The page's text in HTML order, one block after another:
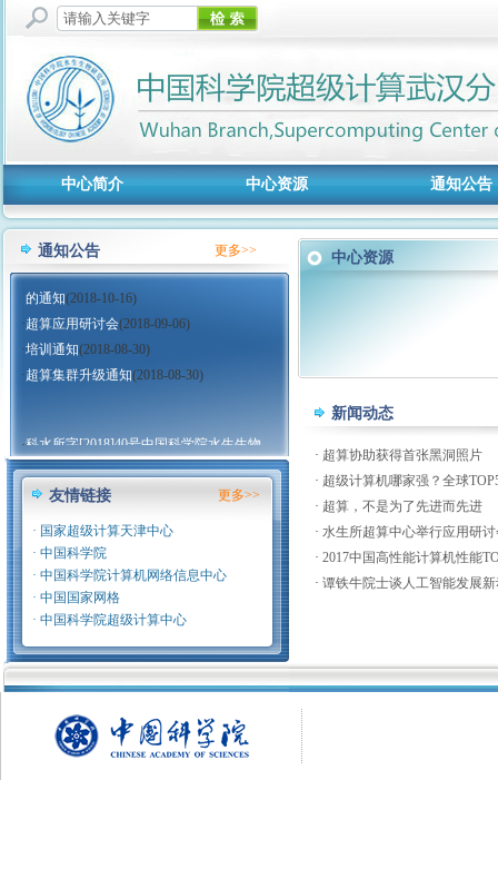
中心简介 中心资源 通知公告
通知公告 更多>>
·科水所字[2018]40号中国科学院水生生物
研究所关于印发《中国科学院超级计算
武汉分中心运行维护和共享管理办法》
的通知(2018-10-16)
·超算应用研讨会(2018-09-06)
·培训通知(2018-08-30)
·超算集群升级通知(2018-08-30)
·科水所字[2018]40号中国科学院水生生物
研究所关于印发《中国科学院超级计算
武汉分中心运行维护和共享管理办法》
超算应用研讨会(2018-09-06)
培训通知 (2018-08-30)
超算集群升级通知 (2018-08-30)
友情链接 更多>>
· 国家超级计算天津中心
· 中国科学院
· 中国科学院计算机网络信息中心
· 中国国家网格
· 中国科学院超级计算中心
中心资源
新闻动态
· 超算协助获得首张黑洞照片
· 超级计算机哪家强？全球
· 超算，不是为了先进而先进
· 水生所超算中心举行应用研
· 2017中国高性能计算机性能
· 谭铁牛院士谈人工智能发展